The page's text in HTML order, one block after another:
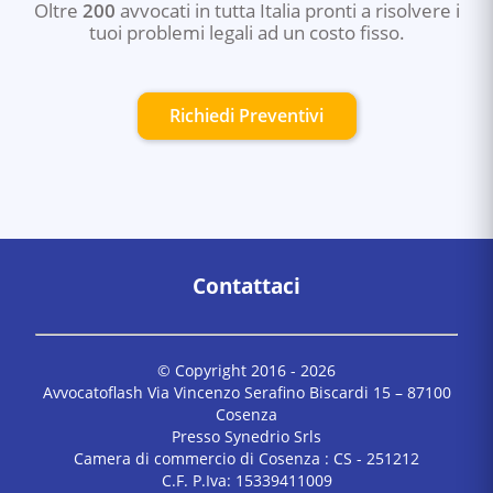
Oltre 200 avvocati in tutta Italia pronti a risolvere i
tuoi problemi legali ad un costo fisso.
Richiedi Preventivi
Contattaci
© Copyright 2016 - 2026
Avvocatoflash Via Vincenzo Serafino Biscardi 15 – 87100
Cosenza
Presso Synedrio Srls
Camera di commercio di Cosenza : CS - 251212
C.F. P.Iva: 15339411009